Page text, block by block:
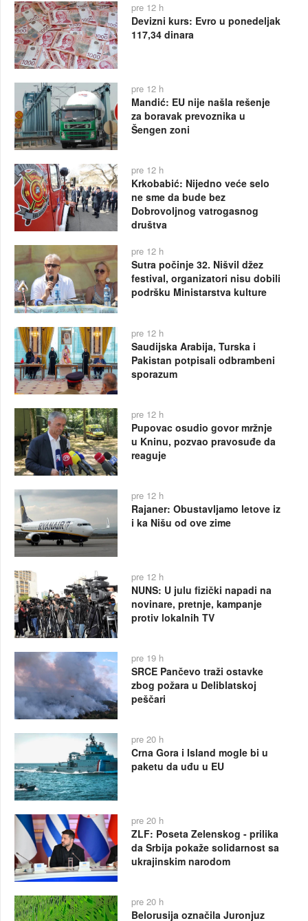
pre 12 h
Devizni kurs: Evro u ponedeljak
117,34 dinara
pre 12 h
Mandić: EU nije našla rešenje
za boravak prevoznika u
Šengen zoni
pre 12 h
Krkobabić: Nijedno veće selo
ne sme da bude bez
Dobrovoljnog vatrogasnog
društva
pre 12 h
Sutra počinje 32. Nišvil džez
festival, organizatori nisu dobili
podršku Ministarstva kulture
pre 12 h
Saudijska Arabija, Turska i
Pakistan potpisali odbrambeni
sporazum
pre 12 h
Pupovac osudio govor mržnje
u Kninu, pozvao pravosuđe da
reaguje
pre 12 h
Rajaner: Obustavljamo letove iz
i ka Nišu od ove zime
pre 12 h
NUNS: U julu fizički napadi na
novinare, pretnje, kampanje
protiv lokalnih TV
pre 19 h
SRCE Pančevo traži ostavke
zbog požara u Deliblatskoj
peščari
pre 20 h
Crna Gora i Island mogle bi u
paketu da uđu u EU
pre 20 h
ZLF: Poseta Zelenskog - prilika
da Srbija pokaže solidarnost sa
ukrajinskim narodom
pre 20 h
Belorusija označila Juronjuz